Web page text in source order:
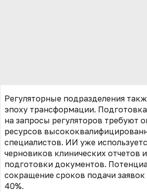
Регуляторные подразделения
эпоху трансформации.
на запросы регуляторов требуют
ресурсов
специалистов. ИИ уже
черновиков клинических отчетов
подготовки документов.
сокращение сроков подачи
40%.